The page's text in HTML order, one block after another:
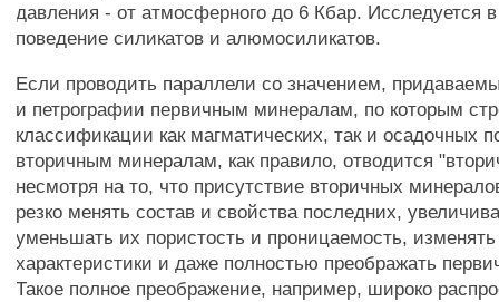
давления - от атмосферного до 6 Кбар. Исследуется
поведение силикатов и алюмосиликатов.
Если проводить параллели со значением,
и петрографии первичным минералам, по которым
классификации как магматических, так и осадочных
вторичным минералам, как правило, отводится
несмотря на то, что присутствие вторичных
резко менять состав и свойства последних,
уменьшать их пористость и проницаемость,
характеристики и даже полностью преображать
Такое полное преображение, например, широко